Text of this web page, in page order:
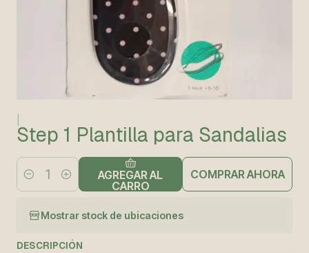
Step 1 Plantilla para Sandalias
Cantidad
AGREGAR AL
CARRO
COMPRAR AHORA
Mostrar stock de ubicaciones
DESCRIPCIÓN